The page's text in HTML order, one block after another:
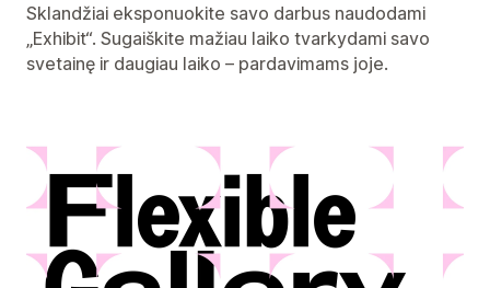
Sklandžiai eksponuokite savo darbus naudodami
„Exhibit“. Sugaiškite mažiau laiko tvarkydami savo
svetainę ir daugiau laiko – pardavimams joje.